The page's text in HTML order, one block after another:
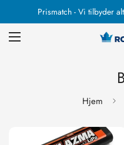
Prismatch - Vi tilbyder
Hjem